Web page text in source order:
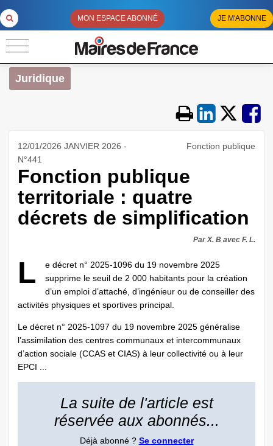
MON ESPACE ABONNÉ JE M'ABONNE
Juridique
12/01/2026 JANVIER 2026 -
N°441
Fonction publique
Fonction publique
territoriale : quatre
décrets de simplification
Par X. B avec F. L.
L
e décret n° 2025-1096 du 19 novembre 2025
supprime le seuil de 2 000 habitants pour la création
d’un emploi d’attaché, d’ingénieur ou de conseiller des
activités physiques et sportives principal.
Le décret n° 2025-1097 du 19 novembre 2025 généralise
l’assimilation des centres communaux et intercommunaux
d’action sociale (CCAS et CIAS) à leur collectivité ou à leur
EPCI ...
La suite de l'article est
réservée aux abonnés...
Déjà abonné ? Se connecter